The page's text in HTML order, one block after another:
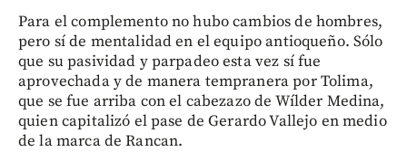
Para el complemento no hubo cambios de hombres,
pero sí de mentalidad en el equipo antioqueño. Sólo
que su pasividad y parpadeo esta vez sí fue
aprovechada y de manera tempranera por Tolima,
que se fue arriba con el cabezazo de Wílder Medina,
quien capitalizó el pase de Gerardo Vallejo en medio
de la marca de Rancan.